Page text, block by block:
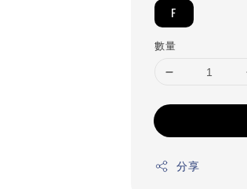
F
數量
分享